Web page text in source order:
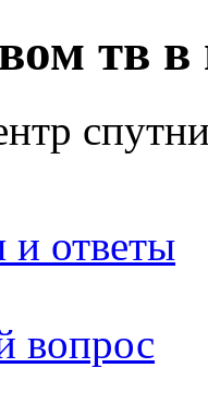
тв в
ответы
вопрос